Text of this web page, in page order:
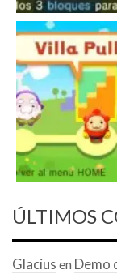
ÚLTIMOS
Glacius en Demo